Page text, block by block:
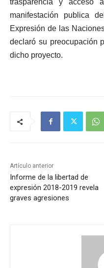
trasparencia y acceso
manifestación publica
Expresión de las
declaró su preocupación
dicho proyecto.
Artículo anterior
Informe de la libertad de
expresión 2018-2019 revela
graves agresiones